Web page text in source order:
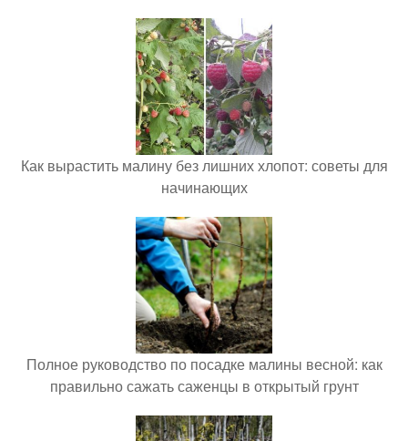
Как вырастить малину без лишних хлопот: советы для
начинающих
Полное руководство по посадке малины весной: как
правильно сажать саженцы в открытый грунт